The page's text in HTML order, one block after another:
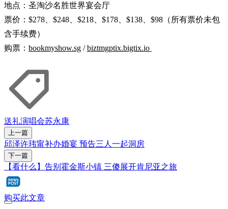
地点：圣淘沙名胜世界宴会厅
票价：$278、$248、$218、$178、$138、$98（所有票价未包
含手续费）
购票： bookmyshow.sg /biztmgptix.bigtix.io
送礼演唱会苏永康
上一篇
邱泽许玮甯补办婚宴 预告三人一起洞房
下一篇
【看什么】告别霍金斯小镇 三傻展开肯尼亚之旅
购买此文章